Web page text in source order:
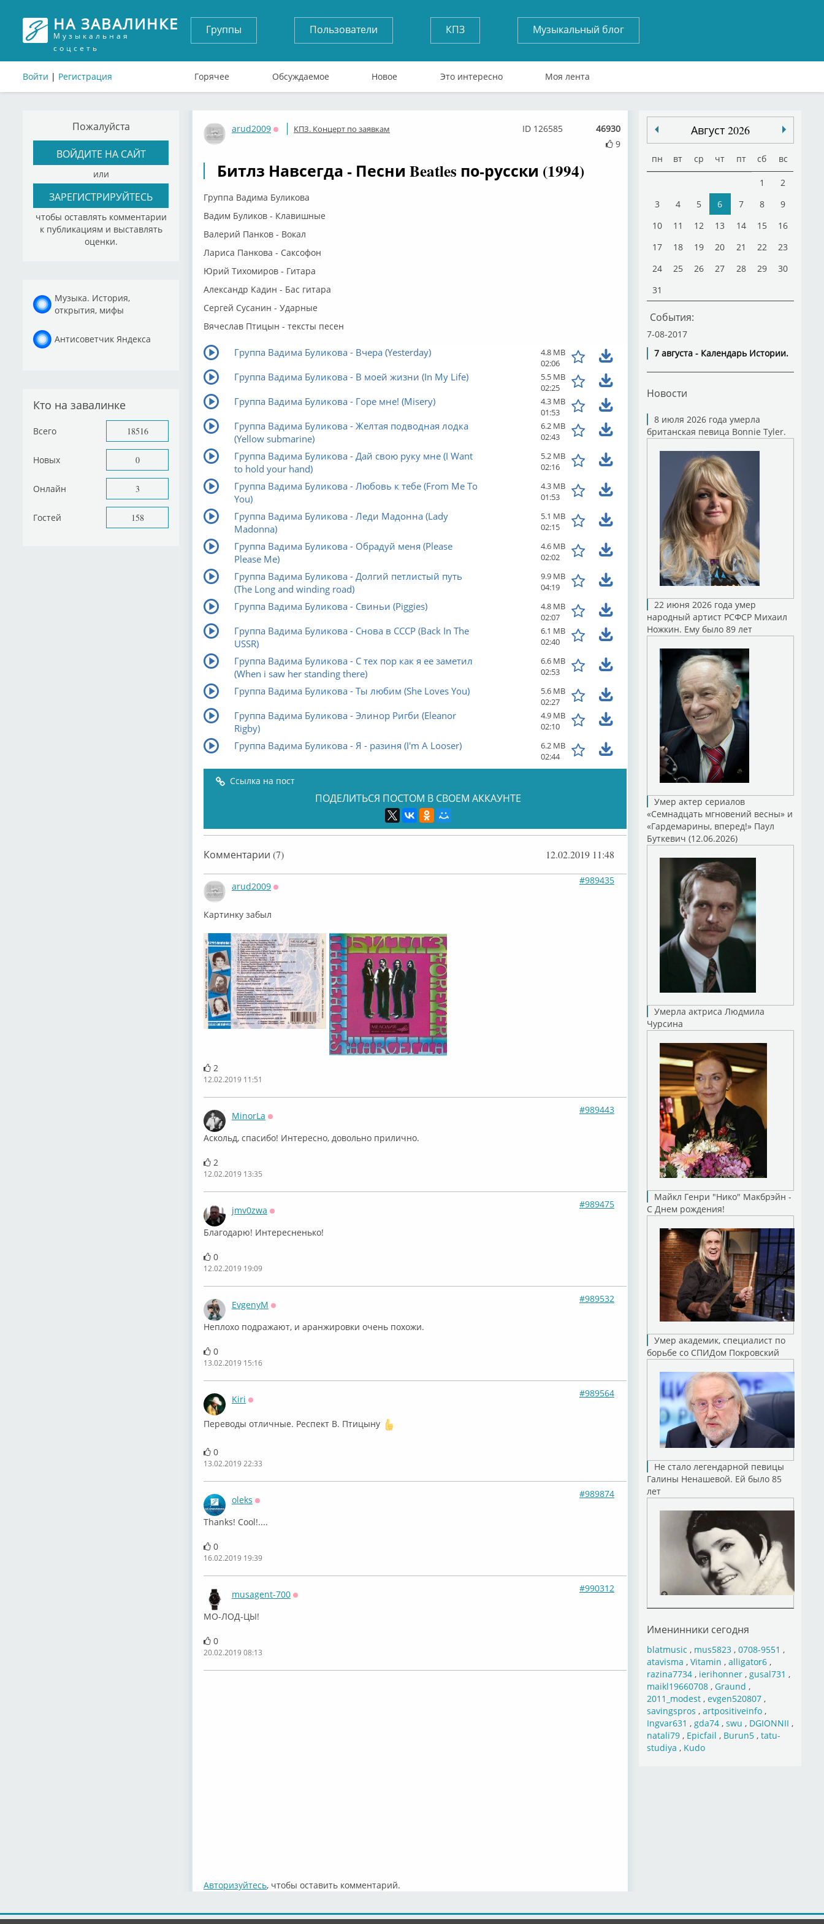
НА ЗАВАЛИНКЕ
Музыкальная
соцсеть
Войти | Регистрация
Группы Пользователи КПЗ Музыкальный блог
Горячее Обсуждаемое Новое Это интересно Моя лента
Пожалуйста
ВОЙДИТЕ НА САЙТ
или
ЗАРЕГИСТРИРУЙТЕСЬ
чтобы оставлять комментарии
к публикациям и выставлять
оценки.
Музыка. История,
открытия, мифы
Антисоветчик Яндекса
Кто на завалинке
Всего 18516
Новых 0
Онлайн 3
Гостей 158
arud2009
Оффлайн
КПЗ. Концерт по заявкам
46930
9
ID 126585
Битлз Навсегда - Песни Beatles по-русски (1994)
Группа Вадима Буликова
Вадим Буликов - Клавишные
Валерий Панков - Вокал
Лариса Панкова - Саксофон
Юрий Тихомиров - Гитара
Александр Кадин - Бас гитара
Сергей Сусанин - Ударные
Вячеслав Птицын - тексты песен
Группа Вадима Буликова - Вчера (Yesterday)
4.8 MB
02:06
Группа Вадима Буликова - В моей жизни (In My Life)
5.5 MB
02:25
Группа Вадима Буликова - Горе мне! (Misery)
4.3 MB
01:53
Группа Вадима Буликова - Желтая подводная лодка
(Yellow submarine)
6.2 MB
02:43
Группа Вадима Буликова - Дай свою руку мне (I Want
to hold your hand)
5.2 MB
02:16
Группа Вадима Буликова - Любовь к тебе (From Me To
You)
4.3 MB
01:53
Группа Вадима Буликова - Леди Мадонна (Lady
Madonna)
5.1 MB
02:15
Группа Вадима Буликова - Обрадуй меня (Please
Please Me)
4.6 MB
02:02
Группа Вадима Буликова - Долгий петлистый путь
(The Long and winding road)
9.9 MB
04:19
Группа Вадима Буликова - Свиньи (Piggies)
4.8 MB
02:07
Группа Вадима Буликова - Снова в СССР (Back In The
USSR)
6.1 MB
02:40
Группа Вадима Буликова - С тех пор как я ее заметил
(When i saw her standing there)
6.6 MB
02:53
Группа Вадима Буликова - Ты любим (She Loves You)
5.6 MB
02:27
Группа Вадима Буликова - Элинор Ригби (Eleanor
Rigby)
4.9 MB
02:10
Группа Вадима Буликова - Я - разиня (I'm A Looser)
6.2 MB
02:44
Ссылка на пост
ПОДЕЛИТЬСЯ ПОСТОМ В СВОЕМ АККАУНТЕ
Комментарии (7) 12.02.2019 11:48
arud2009
#989435
Картинку забыл
2
12.02.2019 11:51
MinorLa
#989443
Аскольд, спасибо! Интересно, довольно прилично.
2
12.02.2019 13:35
jmv0zwa
#989475
Благодарю! Интересненько!
0
12.02.2019 19:09
EvgenyM
#989532
Неплохо подражают, и аранжировки очень похожи.
0
13.02.2019 15:16
Kiri
#989564
Переводы отличные. Респект В. Птицыну
0
13.02.2019 22:33
oleks
#989874
Thanks! Cool!....
0
16.02.2019 19:39
musagent-700
#990312
МО-ЛОД-ЦЫ!
0
20.02.2019 08:13
Авторизуйтесь, чтобы оставить комментарий.
Август 2026
пн вт ср чт пт сб вс
1
2
3
4 5 6 7 8
9
10
11 12 13 14 15
16
17
18 19 20 21 22
23
24
25 26 27 28 29
30
31
События:
7-08-2017
7 августа - Календарь Истории.
Новости
8 июля 2026 года умерла
британская певица Bonnie Tyler.
22 июня 2026 года умер
народный артист РСФСР Михаил
Ножкин. Ему было 89 лет
Умер актер сериалов
«Семнадцать мгновений весны» и
«Гардемарины, вперед!» Паул
Буткевич (12.06.2026)
Умерла актриса Людмила
Чурсина
Майкл Генри "Нико" Макбрэйн -
С Днем рождения!
Умер академик, специалист по
борьбе со СПИДом Покровский
Не стало легендарной певицы
Галины Ненашевой. Ей было 85
лет
Именинники сегодня
blatmusic , mus5823, 0708-9551 ,
atavisma , Vitamin , alligator6,
razina7734, ierihonner, gusal731 ,
maikl19660708, Graund ,
2011_modest, evgen520807,
savingspros , artpositiveinfo,
Ingvar631 , gda74, swu , DGIONNII ,
natali79, Epicfail , Burun5, tatu-
studiya , Kudo